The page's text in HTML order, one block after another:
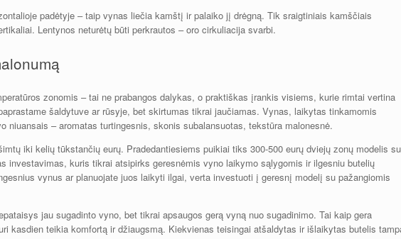
padėtyje – taip vynas liečia kamštį ir palaiko jį drėgną. Tik sraigtiniais kamščiais
Lentynos neturėtų būti perkrautos – oro cirkuliacija svarbi.
zonomis – tai ne prabangos dalykas, o praktiškas įrankis visiems, kurie rimtai vertina
šaldytuve ar rūsyje, bet skirtumas tikrai jaučiamas. Vynas, laikytas tinkamomis
niuansais – aromatas turtingesnis, skonis subalansuotas, tekstūra malonesnė.
iki kelių tūkstančių eurų. Pradedantiesiems puikiai tiks 300-500 eurų dviejų zonų modelis su
investavimas, kuris tikrai atsipirks geresnėmis vyno laikymo sąlygomis ir ilgesniu butelių
vynus ar planuojate juos laikyti ilgai, verta investuoti į geresnį modelį su pažangiomis
jau sugadinto vyno, bet tikrai apsaugos gerą vyną nuo sugadinimo. Tai kaip gera
kasdien teikia komfortą ir džiaugsmą. Kiekvienas teisingai atšaldytas ir išlaikytas butelis